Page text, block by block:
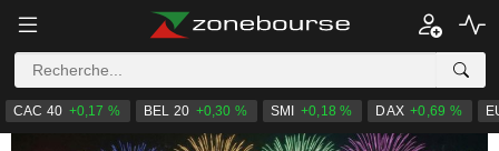
CAC 40 +0,17 % BEL 20 +0,30 % SMI +0,18 % DAX +0,69 %